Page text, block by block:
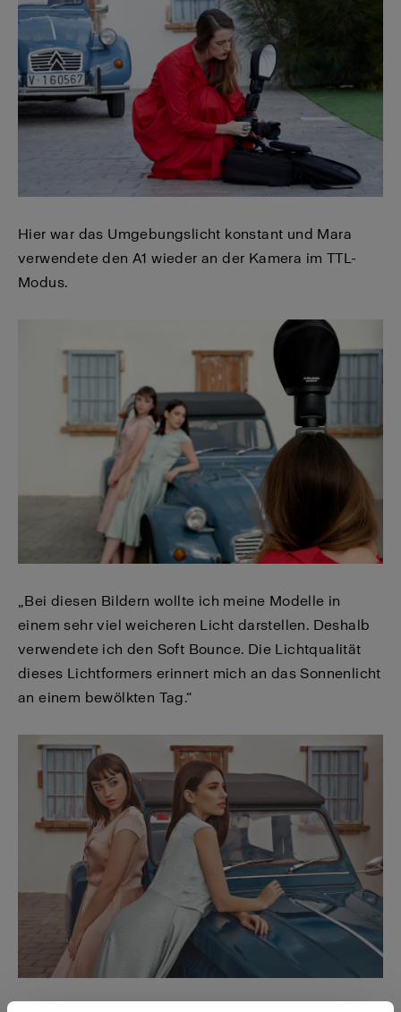
Hier war das Umgebungslicht konstant und Mara
verwendete den A1 wieder an der Kamera im TTL-
Modus.
„Bei diesen Bildern wollte ich meine Modelle in
einem sehr viel weicheren Licht darstellen. Deshalb
verwendete ich den Soft Bounce. Die Lichtqualität
dieses Lichtformers erinnert mich an das Sonnenlicht
an einem bewölkten Tag.“